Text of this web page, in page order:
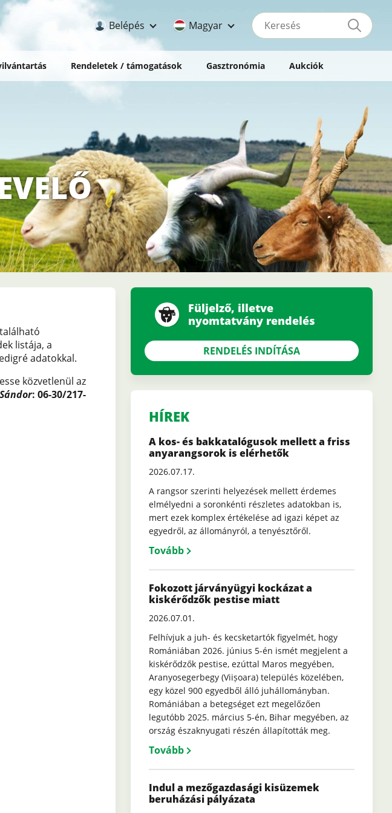
Belépés Magyar
Keresés
Rendeletek / támogatások Gasztronómia Aukciók
listája, a
adatokkal.
közvetlenül az
: 06-30/217-
Füljelző, illetve
nyomtatvány rendelés
RENDELÉS INDÍTÁSA
HÍREK
A kos- és bakkatalógusok mellett a friss
anyarangsorok is elérhetők
2026.07.17.
A rangsor szerinti helyezések mellett érdemes
elmélyedni a soronkénti részletes adatokban is,
mert ezek komplex értékelése ad igazi képet az
egyedről, az állományról, a tenyésztőről.
Tovább
Fokozott járványügyi kockázat a
kiskérődzők pestise miatt
2026.07.01.
Felhívjuk a juh- és kecsketartók figyelmét, hogy
Romániában 2026. június 5-én ismét megjelent a
kiskérődzők pestise, ezúttal Maros megyében,
Aranyosegerbegy (Viișoara) település közelében,
egy közel 900 egyedből álló juhállományban.
Romániában a betegséget ezt megelőzően
legutóbb 2025. március 5-én, Bihar megyében, az
ország északnyugati részén állapították meg.
Tovább
Indul a mezőgazdasági kisüzemek
beruházási pályázata